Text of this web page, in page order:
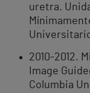
uretra.
2010-2012.
Image
Columbia